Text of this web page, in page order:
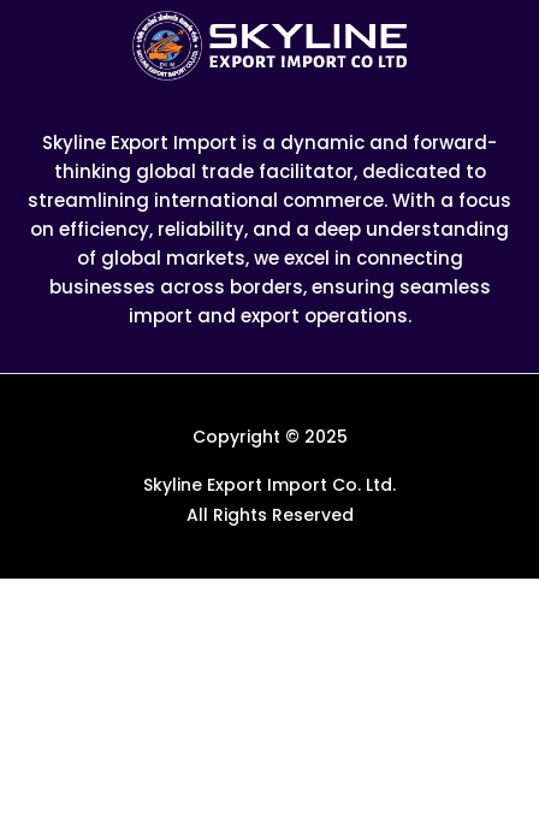
Skyline Export Import is a dynamic and forward-
thinking global trade facilitator, dedicated to
streamlining international commerce. With a focus
on efficiency, reliability, and a deep understanding
of global markets, we excel in connecting
businesses across borders, ensuring seamless
import and export operations.
Copyright © 2025
Skyline Export Import Co. Ltd.
All Rights Reserved